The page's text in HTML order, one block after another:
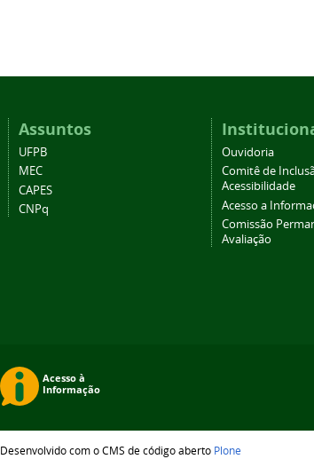
Assuntos
UFPB
MEC
CAPES
CNPq
Ouvidoria
Comitê de
Acessibilidade
Acesso a
Comissão
Avaliação
Desenvolvido com o CMS de código aberto Plone